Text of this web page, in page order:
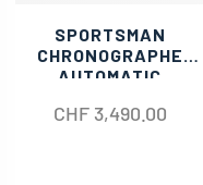
SPORTSMAN
CHRONOGRAPHE
AUTOMATIC
CHF3,490.00